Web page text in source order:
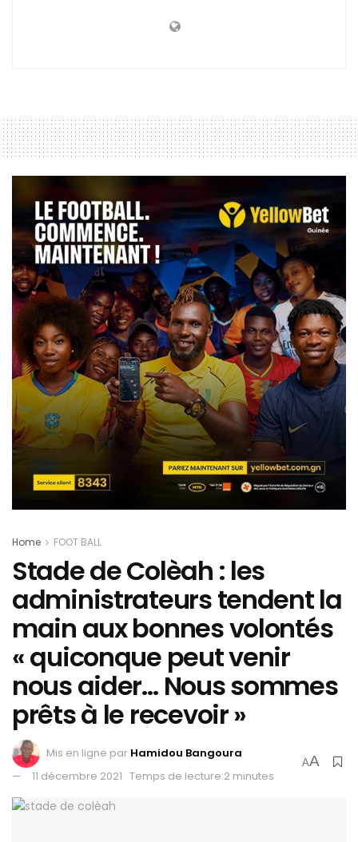
Home FOOT BALL
Stade de Colèah : les
administrateurs tendent la
main aux bonnes volontés
« quiconque peut venir
nous aider… Nous sommes
prêts à le recevoir »
Mis en ligne par Hamidou Bangoura
11 décembre 2021 Temps de lecture:2 minutes
AA